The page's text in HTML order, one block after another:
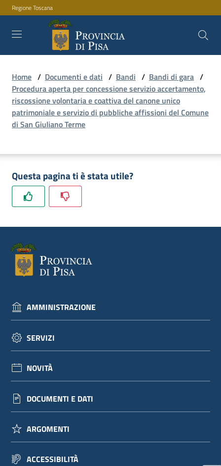
Vai al contenuto
Vai alla navigazione
Vai al footer
Regione Toscana
Amministrazione
Servizi
Documenti
dati
Argomenti
Seguici
Home / Documenti e dati / Bandi / Bandi di gara /
Procedura aperta per concessione servizio accertamento,
riscossione volontaria e coattiva del canone unico
patrimoniale e servizio di pubbliche affissioni del Comune
di San Giuliano Terme
Questa pagina ti è stata utile?
AMMINISTRAZIONE
SERVIZI
NOVITÀ
DOCUMENTI E DATI
ARGOMENTI
ACCESSIBILITÀ